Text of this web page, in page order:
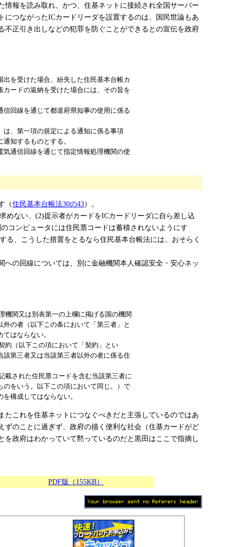
報を読み取れ、かつ、住基ネットに接続され全国サーバー
つながったICカードリーダを設置するのは、国民世論もあ
正引き出しなどの犯罪を防ぐことができるとの宣伝を政府
を受けた場合、紛失した住民基本台帳カ
ードの返納を受けた場合には、その旨を
回線を通じて都道府県知事の使用に係る
、第一項の規定による通知に係る事項
知するものとする。
通信回線を通じて指定情報処理機関の使
（住民基本台帳法30の43）。
ない、(2)提示者がカードをICカードリーダに自ら差し込
コンピュータには住民票コードは蓄積されないようにす
、こうした措置をとるなら住民基本台帳法には、おそらく
の回線については、別に金融機関本人確認安全・安心ネッ
関又は別表第一の上欄に掲げる国の機関
の者（以下この条において「第三者」と
はならない。
約（以下この項において「契約」とい
第三者又は当該第三者以外の者に係る住
された住民票コードを含む当該第三者に
をいう。以下この項において同じ。）で
構成してはならない。
これを住基ネットにつなぐべきだと主張しているのではあ
のことに過ぎず、政府の描く便利な社会（住基カードがど
政府はわかっていて黙っているのだと黒田はここで指摘し
PDF版（155KB）